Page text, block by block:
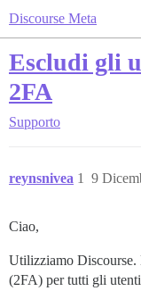
Discourse Meta
Escludi gli
2FA
Supporto
reynsnivea 9
1
Ciao,
Utilizziamo Discourse.
(2FA) per tutti gli